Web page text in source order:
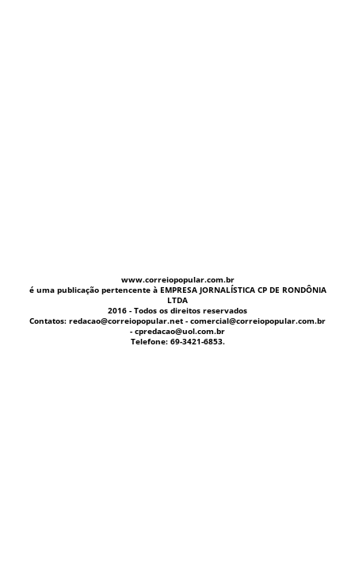
www.correiopopular.com.br
é uma publicação pertencente à EMPRESA JORNALÍSTICA CP DE RONDÔNIA
LTDA
2016 - Todos os direitos reservados
Contatos: redacao@correiopopular.net - comercial@correiopopular.com.br
- cpredacao@uol.com.br
Telefone: 69-3421-6853.